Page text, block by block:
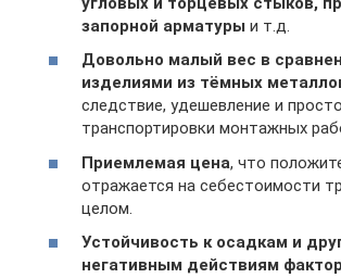
запорной арматуры и т.д.
Довольно малый вес в
изделиями из тёмных
следствие, удешевление и
транспортировки монтажных
Приемлемая цена, что
отражается на себестоимости
целом.
Устойчивость к осадкам и
негативным действиям